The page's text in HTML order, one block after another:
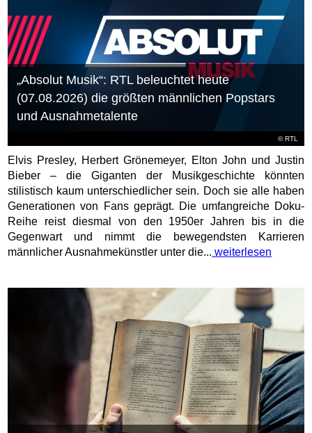
© RTL
„Absolut Musik“: RTL beleuchtet heute
(07.08.2026) die größten männlichen Popstars
und Ausnahmetalente
Elvis Presley, Herbert Grönemeyer, Elton John und Justin
Bieber – die Giganten der Musikgeschichte könnten
stilistisch kaum unterschiedlicher sein. Doch sie alle haben
Generationen von Fans geprägt. Die umfangreiche Doku-
Reihe reist diesmal von den 1950er Jahren bis in die
Gegenwart und nimmt die bewegendsten Karrieren
männlicher Ausnahmekünstler unter die... weiterlesen